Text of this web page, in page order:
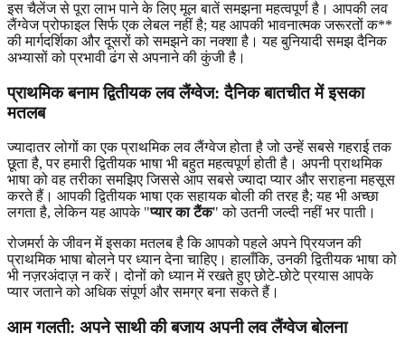
इस चैलेंज से पूरा लाभ पाने के लिए मूल बातें समझना महत्वपूर्ण है। आपकी लव
लैंग्वेज प्रोफाइल सिर्फ एक लेबल नहीं है; यह आपकी भावनात्मक जरूरतों क**
की मार्गदर्शिका और दूसरों को समझने का नक्शा है। यह बुनियादी समझ दैनिक
अभ्यासों को प्रभावी ढंग से अपनाने की कुंजी है।
प्राथमिक बनाम द्वितीयक लव लैंग्वेज: दैनिक बातचीत में इसका
मतलब
ज्यादातर लोगों का एक प्राथमिक लव लैंग्वेज होता है जो उन्हें सबसे गहराई तक
छूता है, पर हमारी द्वितीयक भाषा भी बहुत महत्वपूर्ण होती है। अपनी प्राथमिक
भाषा को वह तरीका समझिए जिससे आप सबसे ज्यादा प्यार और सराहना महसूस
करते हैं। आपकी द्वितीयक भाषा एक सहायक बोली की तरह है; यह भी अच्छा
लगता है, लेकिन यह आपके "प्यार का टैंक" को उतनी जल्दी नहीं भर पाती।
रोजमर्रा के जीवन में इसका मतलब है कि आपको पहले अपने प्रियजन की
प्राथमिक भाषा बोलने पर ध्यान देना चाहिए। हालाँकि, उनकी द्वितीयक भाषा को
भी नज़रअंदाज़ न करें। दोनों को ध्यान में रखते हुए छोटे-छोटे प्रयास आपके
प्यार जताने को अधिक संपूर्ण और समग्र बना सकते हैं।
आम गलती: अपने साथी की बजाय अपनी लव लैंग्वेज बोलना